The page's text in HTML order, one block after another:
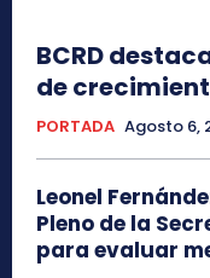
BCRD
de
PORTADA Agosto 6,
Leonel
Pleno de la
para evaluar